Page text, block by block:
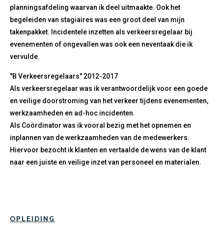
planningsafdeling waarvan ik deel uitmaakte. Ook het
begeleiden van stagiaires was een groot deel van mijn
takenpakket. Incidentele inzetten als verkeersregelaar bij
evenementen of ongevallen was ook een neventaak die ik
vervulde.
"B Verkeersregelaars" 2012-2017
Als verkeersregelaar was ik verantwoordelijk voor een goede
en veilige doorstroming van het verkeer tijdens evenementen,
werkzaamheden en ad-hoc incidenten.
Als Coördinator was ik vooral bezig met het opnemen en
inplannen van de werkzaamheden van de medewerkers.
Hiervoor bezocht ik klanten en vertaalde de wens van de klant
naar een juiste en veilige inzet van personeel en materialen.
OPLEIDING